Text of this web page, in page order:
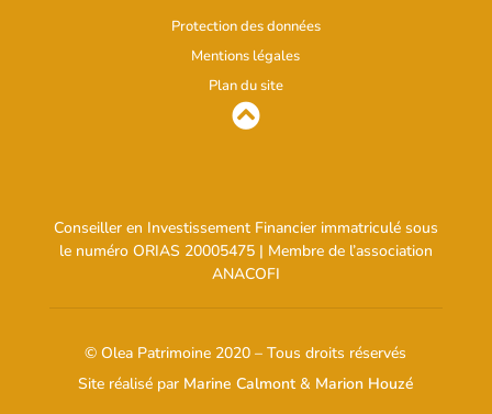
Protection des données
Mentions légales
Plan du site
Conseiller en Investissement Financier immatriculé sous
le numéro ORIAS 20005475| Membre de l’association
ANACOFI
© Olea Patrimoine 2020 – Tous droits réservés
Site réalisé par Marine Calmont& Marion Houzé